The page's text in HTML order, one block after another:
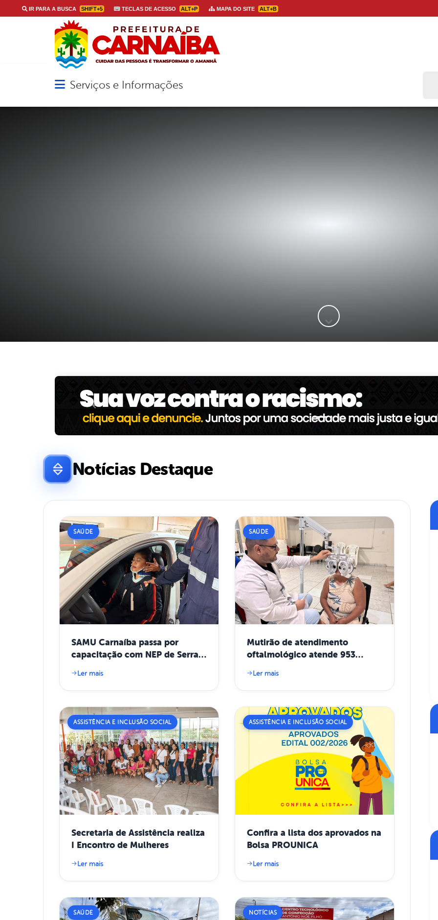
IR PARA A BUSCA SHIFT+5 TECLAS DE ACESSO ALT+P MAPA DO SITE ALT+B
Abrir menu principal de navegação
Serviços e Informações
Notícias Destaque
SAÚDE
SAMU Carnaíba passa por
capacitação com NEP de Serra
Ler mais
SAÚDE
Mutirão de atendimento
oftalmológico atende 953
Ler mais
ASSISTÊNCIA E INCLUSÃO SOCIAL
Secretaria de Assistência realiza
I Encontro de Mulheres
Ler mais
ASSISTÊNCIA E INCLUSÃO SOCIAL
Confira a lista dos aprovados na
Bolsa PROUNICA
Ler mais
SAÚDE NOTÍCIAS